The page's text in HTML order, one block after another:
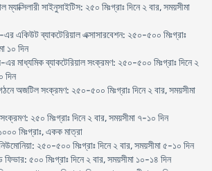
ম্যাক্সিলারী সাইনুসাইটিস: ২৫০ মিঃগ্রাঃ দিনে ২ বার, সময়সীমা
একিউট ব্যাকটেরিয়াল এক্সাসারবেশন: ২৫০-৫০০ মিঃগ্রাঃ
১০ দিন
মাধ্যমিক ব্যাকটেরিয়াল সংক্রমণ: ২৫০-৫০০ মিঃগ্রাঃ দিনে ২
দিন
অজটিল সংক্রমণ: ২৫০-৫০০ মিঃগ্রাঃ দিনে ২ বার, সময়সীমা
২৫০ মিঃগ্রাঃ দিনে ২ বার, সময়সীমা ৭-১০ দিন
মিঃগ্রাঃ, একক মাত্রা
২৫০-৫০০ মিঃগ্রাঃ দিনে ২ বার, সময়সীমা ৫-১০ দিন
৫০০ মিঃগ্রাঃ দিনে ২ বার, সময়সীমা ১০-১৪ দিন